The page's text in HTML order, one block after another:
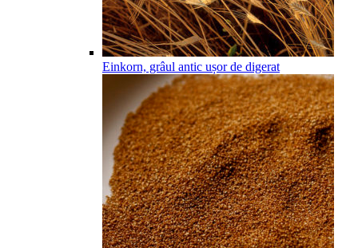
Einkorn, grâul antic ușor de digerat